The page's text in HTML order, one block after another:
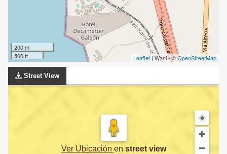
200 m
500 ft
Leaflet| Wasi - ©OpenStreetMap
Street View
Ver Ubicación en street view